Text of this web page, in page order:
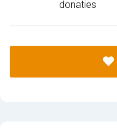
donaties